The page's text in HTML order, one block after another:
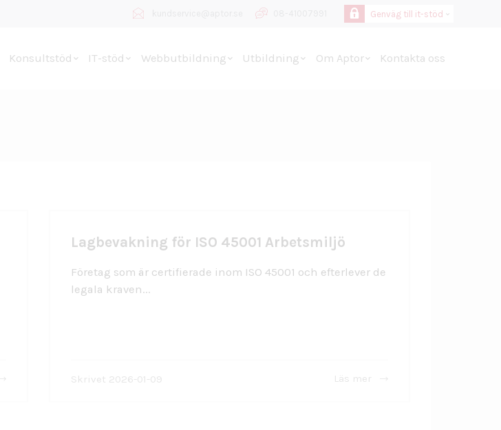
Genväg till it-stöd
Konsultstöd IT-stöd Webbutbildning Utbildning Om Aptor Kontakta oss
Lagbevakning för ISO 45001 Arbetsmiljö
Företag som är certifierade inom ISO 45001 och efterlever de
legala kraven...
Skrivet 2026-01-09 Läs mer